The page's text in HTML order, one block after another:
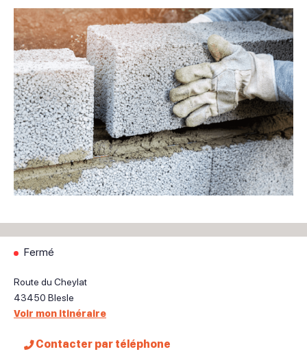
Fermé
Route du Cheylat
43450 Blesle
Voir mon itinéraire
Contacter par téléphone